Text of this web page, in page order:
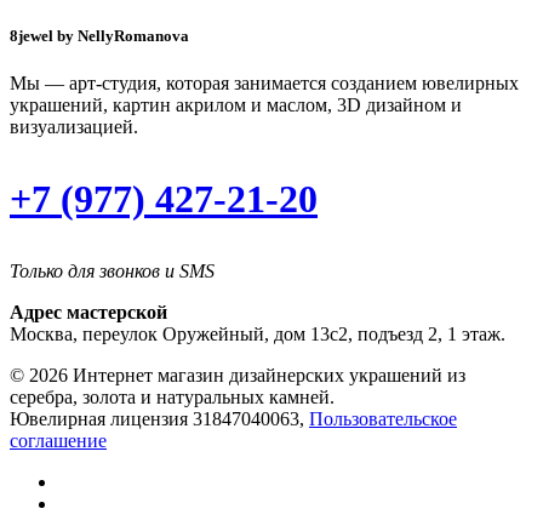
8jewel by NellyRomanova
Мы — арт-студия, которая занимается созданием ювелирных
украшений, картин акрилом и маслом, 3D дизайном и
визуализацией.
+7 (977) 427-21-20
Только для звонков и SMS
Адрес мастерской
Москва, переулок Оружейный, дом 13с2, подъезд 2, 1 этаж.
© 2026 Интернет магазин дизайнерских украшений из
серебра, золота и натуральных камней.
Ювелирная лицензия 31847040063, Пользовательское
соглашение